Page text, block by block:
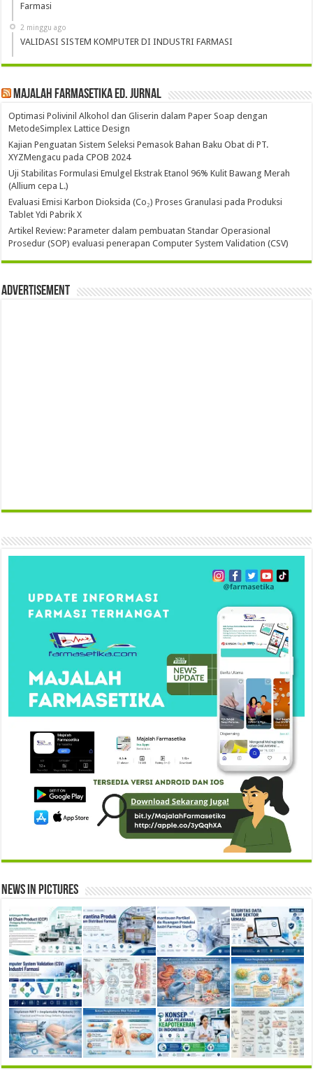
Farmasi
2 minggu ago
VALIDASI SISTEM KOMPUTER DI INDUSTRI FARMASI
Majalah Farmasetika Ed. Jurnal
Optimasi Polivinil Alkohol dan Gliserin dalam Paper Soap dengan
MetodeSimplex Lattice Design
Kajian Penguatan Sistem Seleksi Pemasok Bahan Baku Obat di PT.
XYZMengacu pada CPOB 2024
Uji Stabilitas Formulasi Emulgel Ekstrak Etanol 96% Kulit Bawang Merah
(Allium cepa L.)
Evaluasi Emisi Karbon Dioksida (Co₂) Proses Granulasi pada Produksi
Tablet Ydi Pabrik X
Artikel Review: Parameter dalam pembuatan Standar Operasional
Prosedur (SOP) evaluasi penerapan Computer System Validation (CSV)
Advertisement
News in Pictures